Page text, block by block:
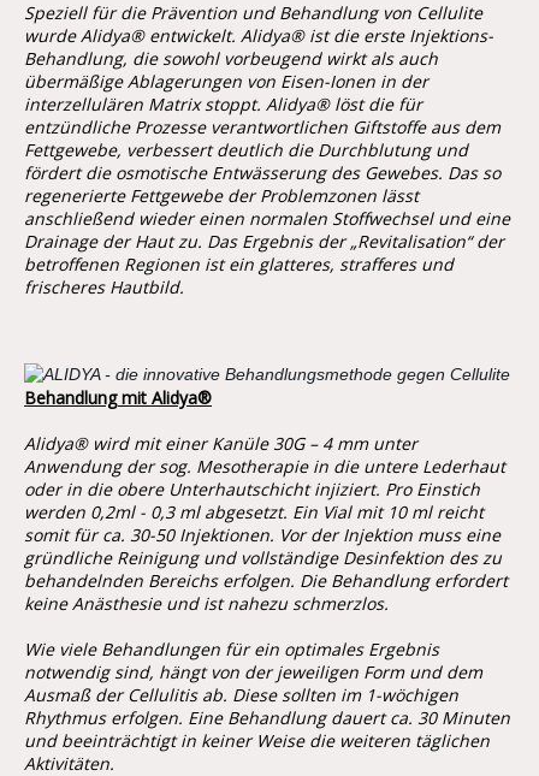
Speziell für die Prävention und Behandlung von Cellulite
wurde Alidya® entwickelt. Alidya® ist die erste Injektions-
Behandlung, die sowohl vorbeugend wirkt als auch
übermäßige Ablagerungen von Eisen-Ionen in der
interzellulären Matrix stoppt. Alidya® löst die für
entzündliche Prozesse verantwortlichen Giftstoffe aus dem
Fettgewebe, verbessert deutlich die Durchblutung und
fördert die osmotische Entwässerung des Gewebes. Das so
regenerierte Fettgewebe der Problemzonen lässt
anschließend wieder einen normalen Stoffwechsel und eine
Drainage der Haut zu. Das Ergebnis der „Revitalisation“ der
betroffenen Regionen ist ein glatteres, strafferes und
frischeres Hautbild.
Behandlung mit Alidya®
Alidya® wird mit einer Kanüle 30G – 4 mm unter
Anwendung der sog. Mesotherapie in die untere Lederhaut
oder in die obere Unterhautschicht injiziert. Pro Einstich
werden 0,2ml - 0,3 ml abgesetzt. Ein Vial mit 10 ml reicht
somit für ca. 30-50 Injektionen. Vor der Injektion muss eine
gründliche Reinigung und vollständige Desinfektion des zu
behandelnden Bereichs erfolgen. Die Behandlung erfordert
keine Anästhesie und ist nahezu schmerzlos.
Wie viele Behandlungen für ein optimales Ergebnis
notwendig sind, hängt von der jeweiligen Form und dem
Ausmaß der Cellulitis ab. Diese sollten im 1-wöchigen
Rhythmus erfolgen. Eine Behandlung dauert ca. 30 Minuten
und beeinträchtigt in keiner Weise die weiteren täglichen
Aktivitäten.